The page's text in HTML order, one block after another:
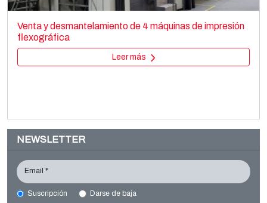
Converting machines
Slitter rewinders
Leer más
Venta y desmantelamiento de 4 máquinas de impresión
flexográfica
Leer más
NEWSLETTER
Email *
Suscripción Darse de baja